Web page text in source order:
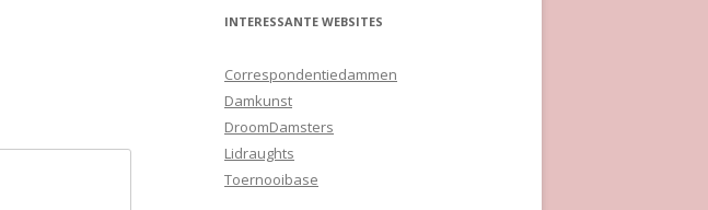
INTERESSANTE WEBSITES
Correspondentiedammen
Damkunst
DroomDamsters
Lidraughts
Toernooibase